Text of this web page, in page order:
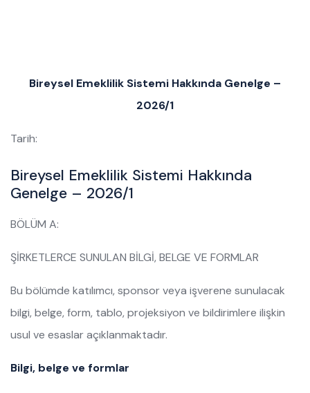
Bireysel Emeklilik Sistemi Hakkında Genelge –
2026/1
Tarih:
Bireysel Emeklilik Sistemi Hakkında
Genelge – 2026/1
BÖLÜM A:
ŞİRKETLERCE SUNULAN BİLGİ, BELGE VE FORMLAR
Bu bölümde katılımcı, sponsor veya işverene sunulacak
bilgi, belge, form, tablo, projeksiyon ve bildirimlere ilişkin
usul ve esaslar açıklanmaktadır.
Bilgi, belge ve formlar